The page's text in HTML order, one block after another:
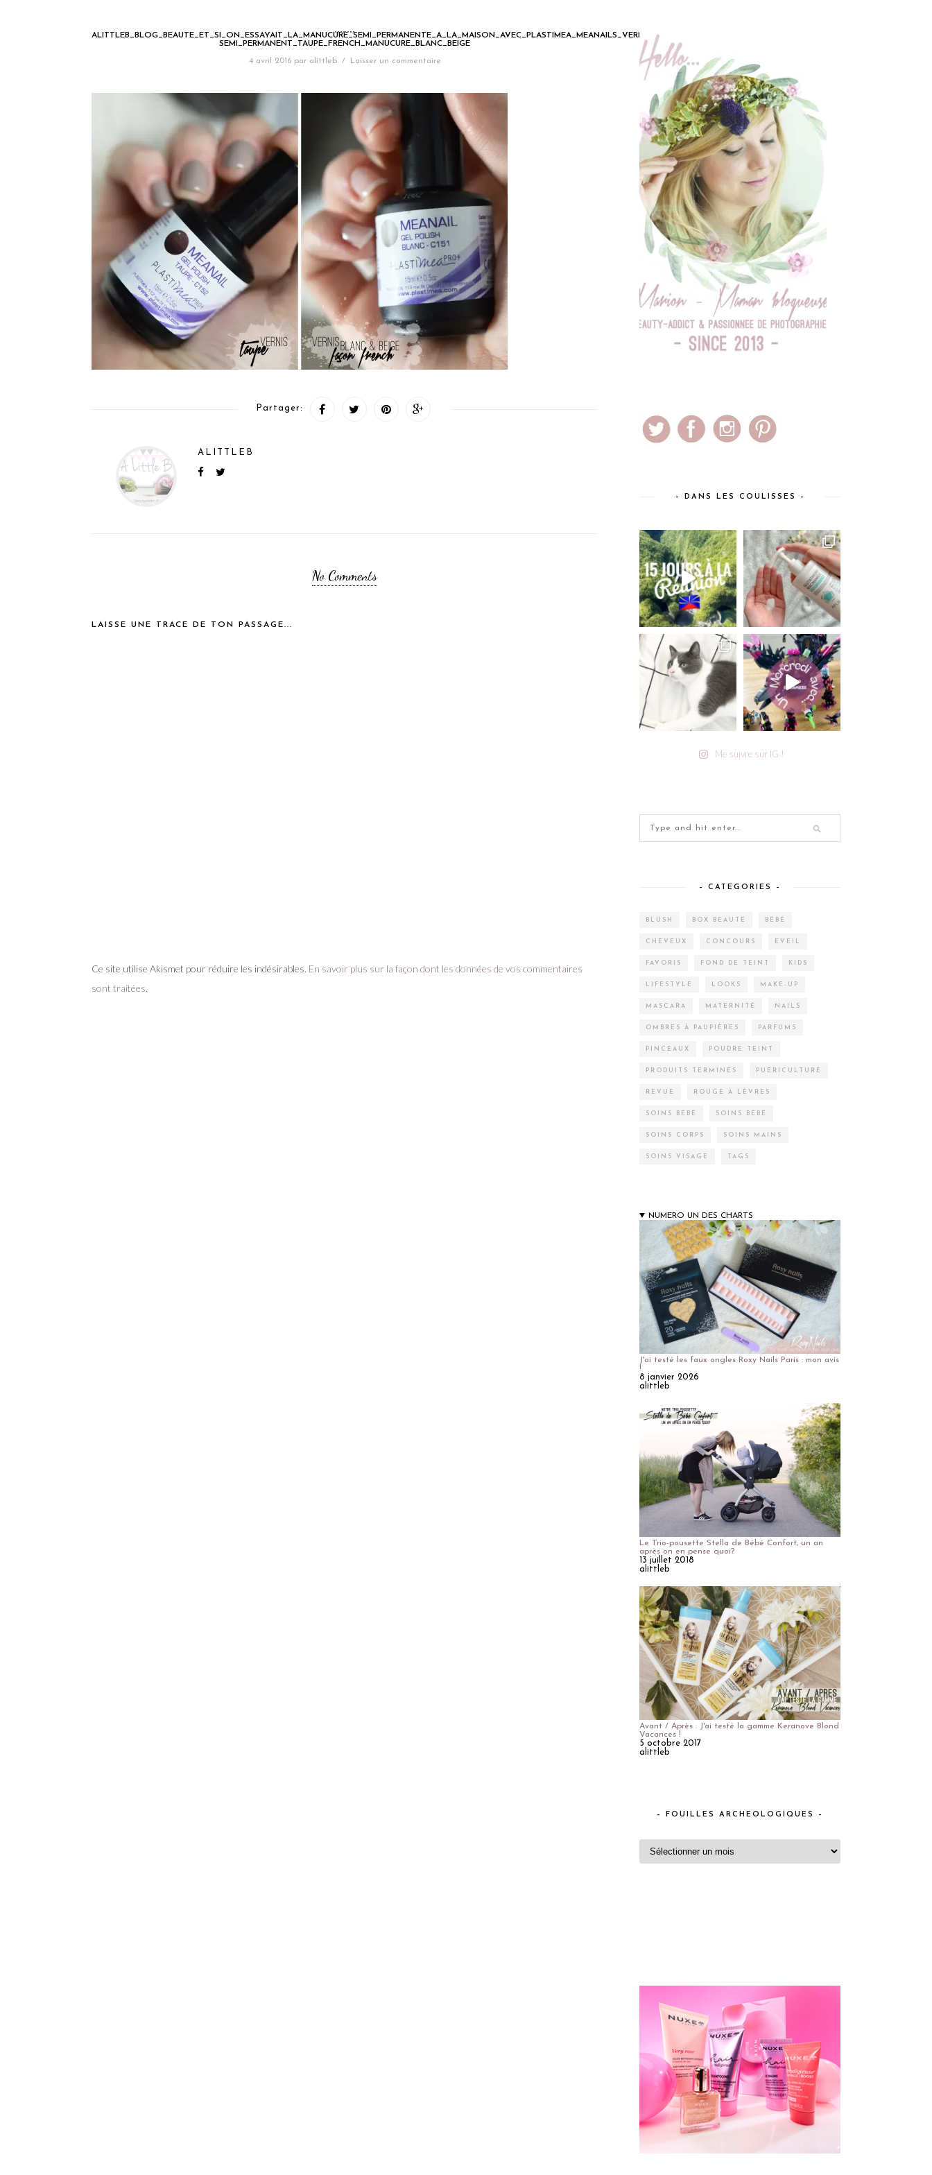
ALITTLEB_BLOG_BEAUTE_ET_SI_ON_ESSAYAIT_LA_MANUCURE_SEMI_PERMANENTE_A_LA_MAISON_AVEC_PLASTIMEA_MEANAILS_VERNIS-
SEMI_PERMANENT_TAUPE_FRENCH_MANUCURE_BLANC_BEIGE
4 avril 2016 par alittleb / Laisser un commentaire
Partager:
ALITTLEB
No Comments
LAISSE UNE TRACE DE TON PASSAGE...
Ce site utilise Akismet pour réduire les indésirables. En savoir plus sur la façon dont les données de vos commentaires
sont traitées.
– DANS LES COULISSES –
Me suivre sur IG !
– CATEGORIES –
BLUSH BOX BEAUTÉ BÉBÉ
CHEVEUX CONCOURS EVEIL
FAVORIS FOND DE TEINT KIDS
LIFESTYLE LOOKS MAKE-UP
MASCARA MATERNITÉ NAILS
OMBRES À PAUPIÈRES PARFUMS
PINCEAUX POUDRE TEINT
PRODUITS TERMINÉS PUÉRICULTURE
REVUE ROUGE À LÈVRES
SOINS BÉBÉ SOINS BÉBÉ
SOINS CORPS SOINS MAINS
SOINS VISAGE TAGS
NUMERO UN DES CHARTS
J'ai testé les faux ongles Roxy Nails Paris : mon avis
!
8 janvier 2026
alittleb
Le Trio-pousette Stella de Bébé Confort, un an
après on en pense quoi?
13 juillet 2018
alittleb
Avant / Après : J'ai testé la gamme Keranove Blond
Vacances !
5 octobre 2017
alittleb
– FOUILLES ARCHEOLOGIQUES –